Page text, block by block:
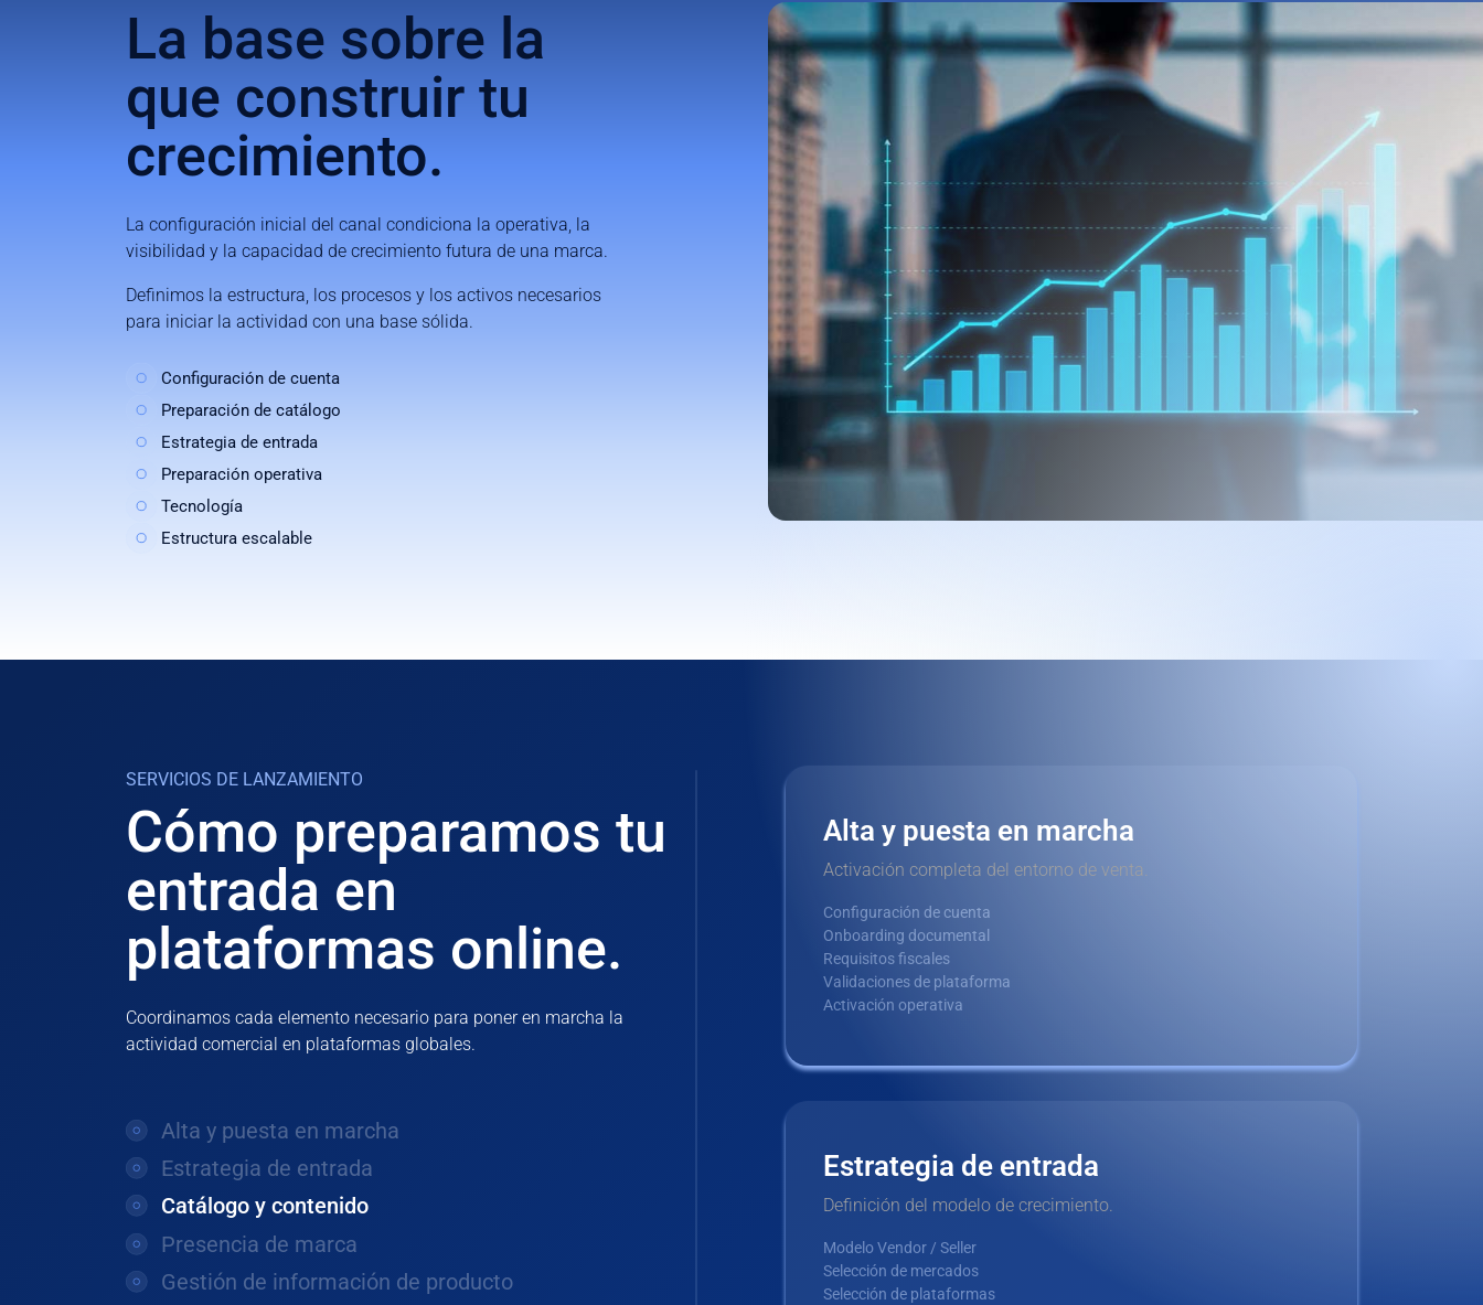
La base sobre la
que construir tu
crecimiento.
La configuración inicial del canal condiciona la operativa, la
visibilidad y la capacidad de crecimiento futura de una marca.
Definimos la estructura, los procesos y los activos necesarios
para iniciar la actividad con una base sólida.
Configuración de cuenta
Preparación de catálogo
Estrategia de entrada
Preparación operativa
Tecnología
Estructura escalable
SERVICIOS DE LANZAMIENTO
Cómo preparamos tu
entrada en
plataformas online.
Coordinamos cada elemento necesario para poner en marcha la
actividad comercial en plataformas globales.
Alta y puesta en marcha
Estrategia de entrada
Catálogo y contenido
Presencia de marca
Gestión de información de producto
Alta y puesta en marcha
Activación completa del entorno de venta.
Configuración de cuenta
Onboarding documental
Requisitos fiscales
Validaciones de plataforma
Activación operativa
Estrategia de entrada
Definición del modelo de crecimiento.
Modelo Vendor / Seller
Selección de mercados
Selección de plataformas